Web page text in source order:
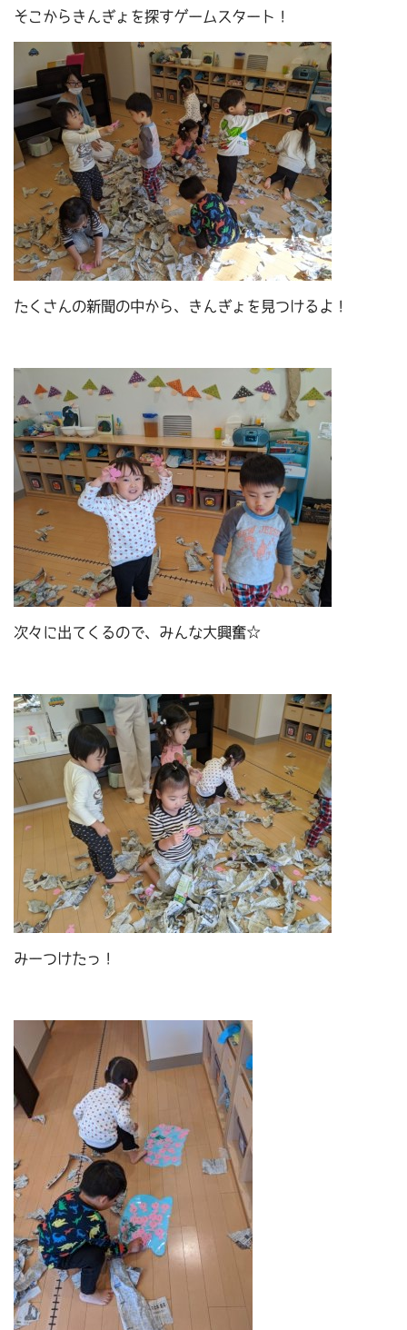
そこからきんぎょを探すゲームスタート！
たくさんの新聞の中から、きんぎょを見つけるよ！
次々に出てくるので、みんな大興奮☆
みーつけたっ！